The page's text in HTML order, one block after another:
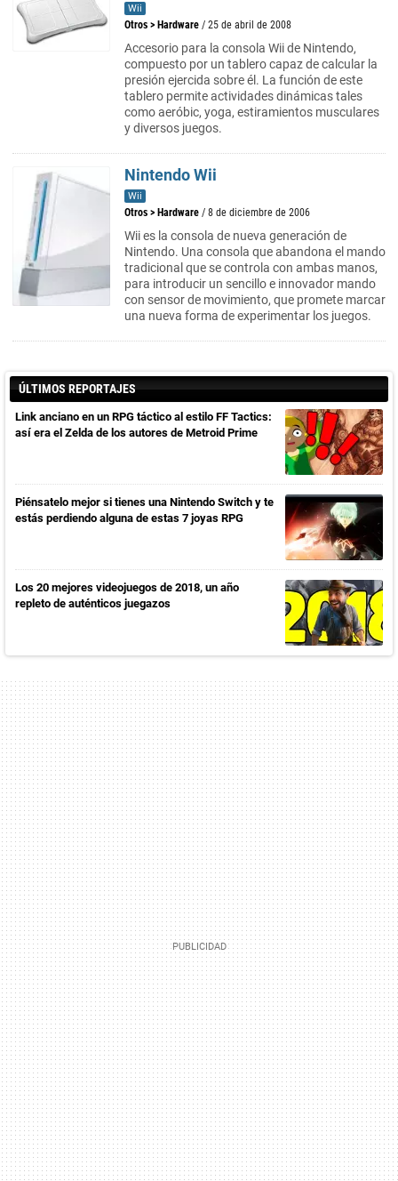
Wii
Otros > Hardware / 25 de abril de 2008
Accesorio para la consola Wii de Nintendo,
compuesto por un tablero capaz de calcular la
presión ejercida sobre él. La función de este
tablero permite actividades dinámicas tales
como aeróbic, yoga, estiramientos musculares
y diversos juegos.
Nintendo Wii
Wii
Otros > Hardware / 8 de diciembre de 2006
Wii es la consola de nueva generación de
Nintendo. Una consola que abandona el mando
tradicional que se controla con ambas manos,
para introducir un sencillo e innovador mando
con sensor de movimiento, que promete marcar
una nueva forma de experimentar los juegos.
ÚLTIMOS REPORTAJES
Link anciano en un RPG táctico al estilo FF Tactics:
así era el Zelda de los autores de Metroid Prime
Piénsatelo mejor si tienes una Nintendo Switch y te
estás perdiendo alguna de estas 7 joyas RPG
Los 20 mejores videojuegos de 2018, un año
repleto de auténticos juegazos